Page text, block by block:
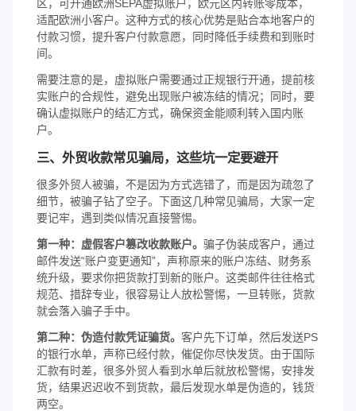
区，可开通欧洲SEPA虚拟账户，欧元区内转账零成本，
适配欧洲小客户。这种方式的核心优势是贴合本地客户的
付款习惯，提升客户付款意愿，同时降低手续费和到账时
间。
需要注意的是，虚拟账户需要通过正规银行开通，提前核
实账户的合规性，避免出现账户被冻结的情况；同时，要
确认虚拟账户的结汇方式，确保资金能顺利转入国内账
户。
三、外贸收款常见骗局，这些坑一定要避开
很多外贸人被骗，不是因为方式选错了，而是因为疏忽了
细节，被骗子钻了空子。下面这几种常见骗局，大家一定
要记牢，遇到类似情况直接警惕。
第一种：虚假客户篡改收款账户。 骗子伪装成客户，通过
邮件发送“账户变更通知”，声称原来的账户冻结、财务系
统升级，要求你把货款打到新的账户。这类邮件往往格式
规范、措辞专业，很容易让人放松警惕，一旦转账，货款
就会落入骗子手中。
第二种：伪造付款凭证骗货。 客户先下订单，然后发送PS
的银行水单，声称已经付款，催促你尽快发货。由于国际
汇款有时差，很多外贸人看到水单后就放松警惕，安排发
货，结果迟迟收不到货款，最后发现水单是伪造的，钱货
两空。